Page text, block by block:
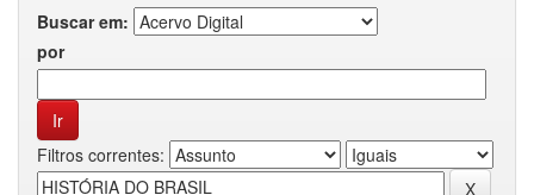
Buscar em:
por
Filtros correntes: